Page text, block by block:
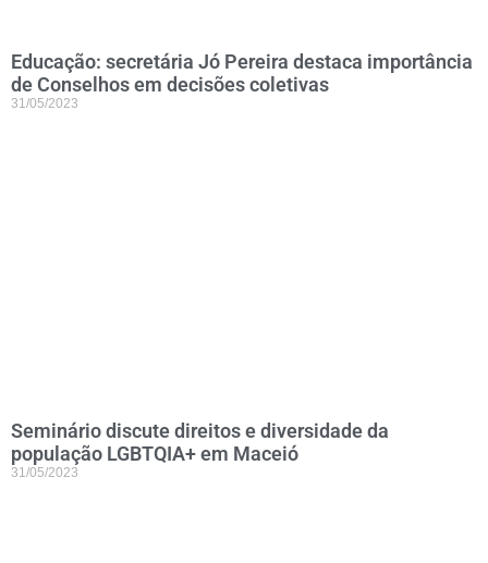
Educação: secretária Jó Pereira destaca importância
de Conselhos em decisões coletivas
31/05/2023
Seminário discute direitos e diversidade da
população LGBTQIA+ em Maceió
31/05/2023